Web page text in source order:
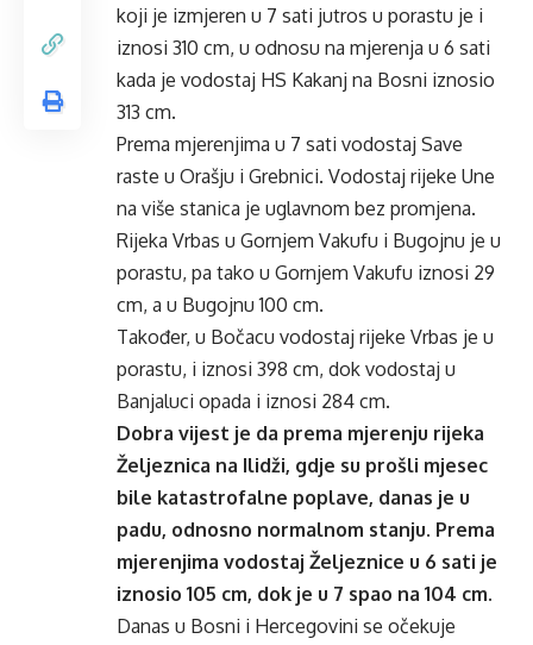
koji je izmjeren u 7 sati jutros u porastu je i
iznosi 310 cm, u odnosu na mjerenja u 6 sati
kada je vodostaj HS Kakanj na Bosni iznosio
313 cm.
Prema mjerenjima u 7 sati vodostaj Save
raste u Orašju i Grebnici. Vodostaj rijeke Une
na više stanica je uglavnom bez promjena.
Rijeka Vrbas u Gornjem Vakufu i Bugojnu je u
porastu, pa tako u Gornjem Vakufu iznosi 29
cm, a u Bugojnu 100 cm.
Također, u Bočacu vodostaj rijeke Vrbas je u
porastu, i iznosi 398 cm, dok vodostaj u
Banjaluci opada i iznosi 284 cm.
Dobra vijest je da prema mjerenju rijeka
Željeznica na Ilidži, gdje su prošli mjesec
bile katastrofalne poplave, danas je u
padu, odnosno normalnom stanju. Prema
mjerenjima vodostaj Željeznice u 6 sati je
iznosio 105 cm, dok je u 7 spao na 104 cm.
Danas u Bosni i Hercegovini se očekuje